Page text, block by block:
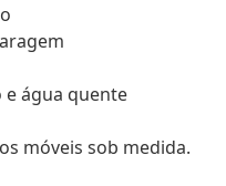
e água quente
móveis sob medida.